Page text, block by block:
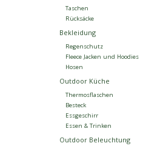
Taschen
Rücksäcke
Bekleidung
Regenschutz
Fleece Jacken und Hoodies
Hosen
Outdoor Küche
Thermosflaschen
Besteck
Essgeschirr
Essen & Trinken
Outdoor Beleuchtung